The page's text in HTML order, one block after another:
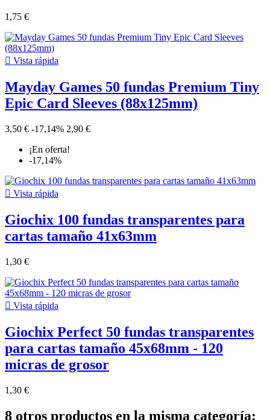
1,75 €
 Vista rápida
Mayday Games 50 fundas Premium Tiny
Epic Card Sleeves (88x125mm)
3,50 € -17,14% 2,90 €
¡En oferta!
-17,14%
 Vista rápida
Giochix 100 fundas transparentes para
cartas tamaño 41x63mm
1,30 €
 Vista rápida
Giochix Perfect 50 fundas transparentes
para cartas tamaño 45x68mm - 120
micras de grosor
1,30 €
8 otros productos en la misma categoría: